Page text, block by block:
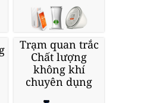
Trạm quan trắc
Chất lượng
không khí
chuyên dụng